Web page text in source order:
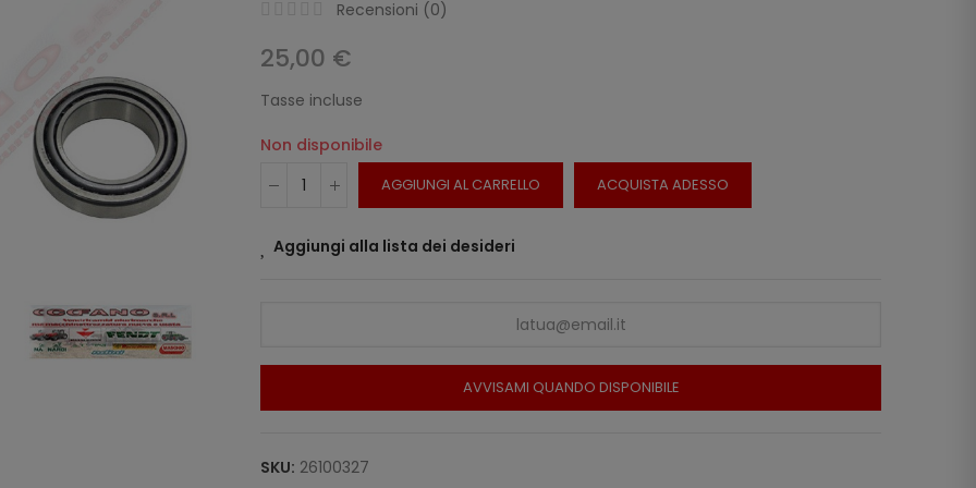
Recensioni (0)
25,00 €
Tasse incluse
Non disponibile
AGGIUNGI AL CARRELLO ACQUISTA ADESSO
Aggiungi alla lista dei desideri
AVVISAMI QUANDO DISPONIBILE
SKU: 26100327